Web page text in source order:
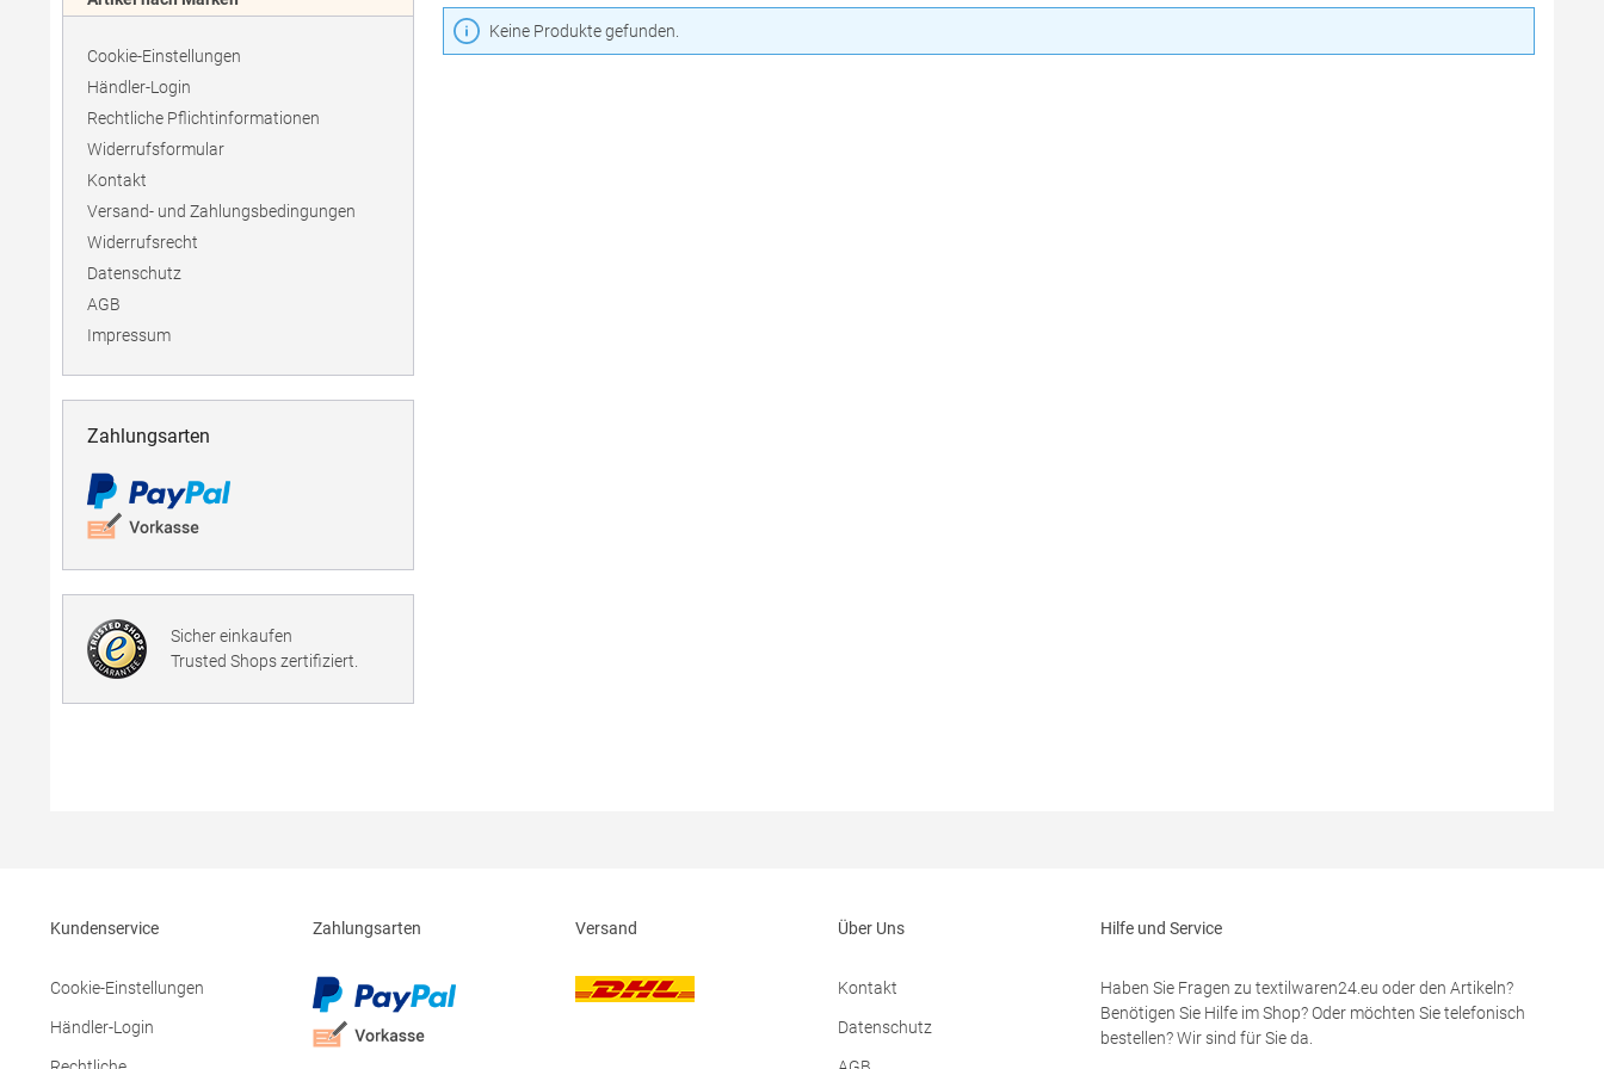
Cookie-Einstellungen
Händler-Login
Rechtliche Pflichtinformationen
Widerrufsformular
Kontakt
Versand- und Zahlungsbedingungen
Widerrufsrecht
Datenschutz
AGB
Impressum
Zahlungsarten
Sicher einkaufen
Trusted Shops zertifiziert.
Keine Produkte gefunden.
Kundenservice
Cookie-Einstellungen
Händler-Login
Zahlungsarten Versand Über Uns
Kontakt
Datenschutz
Hilfe und Service
Haben Sie Fragen zu textilwaren24.eu oder den Artikeln?
Benötigen Sie Hilfe im Shop? Oder möchten Sie telefonisch
bestellen? Wir sind für Sie da.